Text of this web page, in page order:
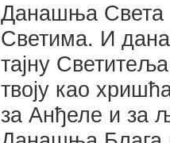
Данашња Света
Светима. И
тајну
твоју као
за Анђеле и за